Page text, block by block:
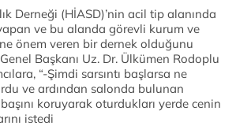
Derneği (HİASD)’nin acil tip alanında
ve bu alanda görevli kurum ve
önem veren bir dernek olduğunu
Başkanı Uz. Dr. Ülkümen Rodoplu
“-Şimdi sarsıntı başlarsa ne
ve ardından salonda bulunan
koruyarak oturdukları yerde cenin
istedi